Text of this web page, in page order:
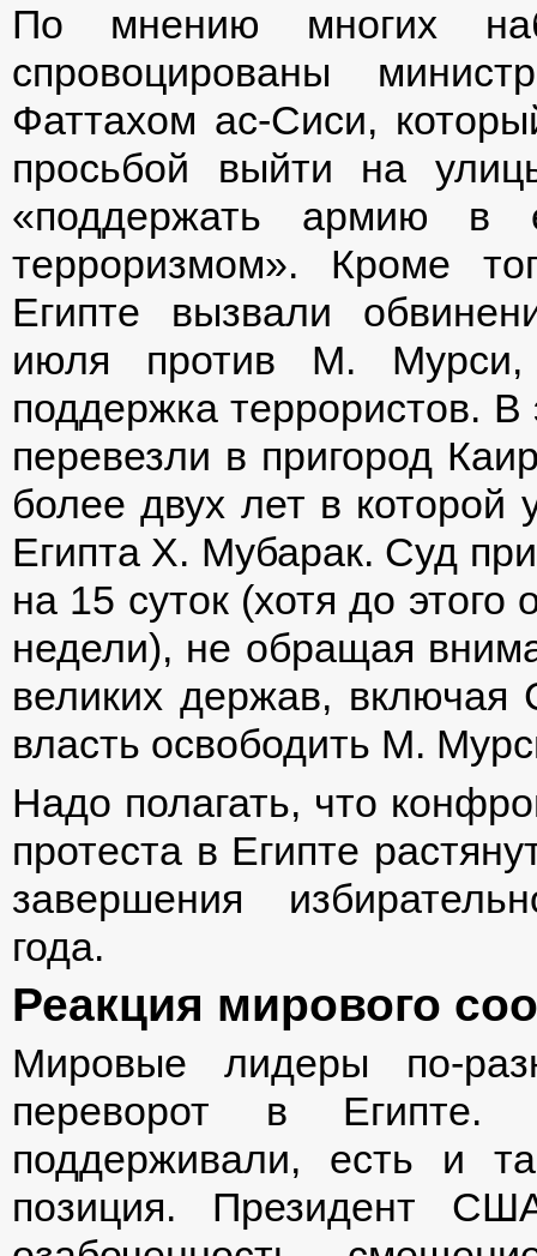
По мнению многих
спровоцированы
Фаттахом ас-Сиси,
просьбой выйти на
«поддержать армию в
терроризмом». Кроме
Египте вызвали
июля против М. Мурси,
поддержка террористов.
перевезли в пригород
более двух лет в
Египта Х. Мубарак. Суд
на 15 суток (хотя до
недели), не обращая
великих держав,
власть освободить М.
Надо полагать, что
протеста в Египте
завершения
года.
Реакция мирового
Мировые лидеры по-
переворот в Египте.
поддерживали, есть и
позиция. Президент